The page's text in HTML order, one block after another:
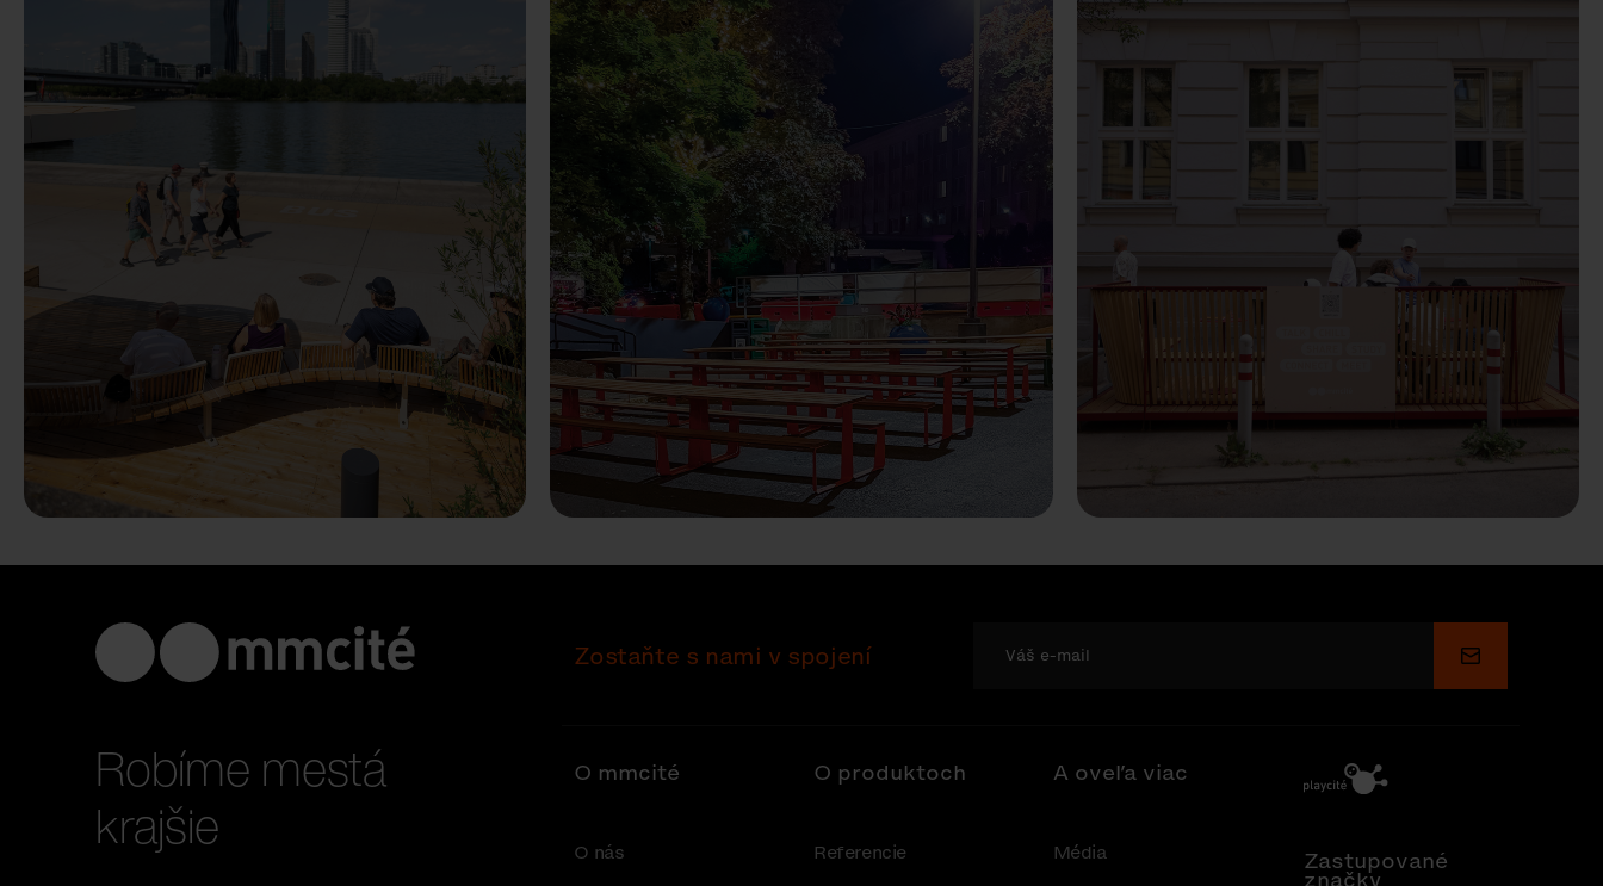
Robíme mestá
krajšie
Zostaňte s nami v spojení Odoslať
O mmcité
O nás
O produktoch
Referencie
A oveľa viac
Média Zastupované
značky